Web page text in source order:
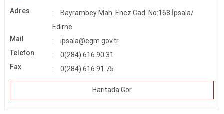
Adres
Bayrambey Mah. Enez Cad. No:168 İpsala/
Edirne
Mail
ipsala@egm.gov.tr
Telefon
0(284) 616 90 31
Fax
0(284) 616 91 75
Haritada Gör